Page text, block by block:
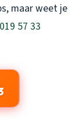
maar weet je
57 33